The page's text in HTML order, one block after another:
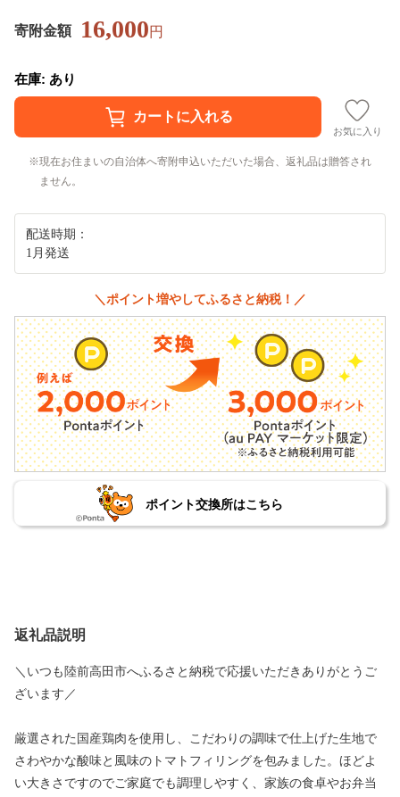
寄附金額 16,000円
在庫: あり
お気に入り
現在お住まいの自治体へ寄附申込いただいた場合、返礼品は贈答され
ません。
配送時期：
1月発送
＼ポイント増やしてふるさと納税！／
ポイント交換所はこちら
返礼品説明
＼いつも陸前高田市へふるさと納税で応援いただきありがとうご
ざいます／
厳選された国産鶏肉を使用し、こだわりの調味で仕上げた生地で
さわやかな酸味と風味のトマトフィリングを包みました。ほどよ
い大きさですのでご家庭でも調理しやすく、家族の食卓やお弁当